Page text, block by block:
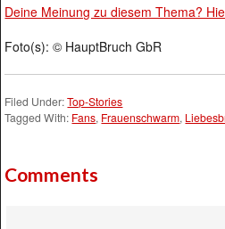
Deine Meinung zu diesem Thema?
Foto(s): © HauptBruch GbR
Filed Under:Top-Stories
Tagged With: Fans, Frauenschwarm,
Comments